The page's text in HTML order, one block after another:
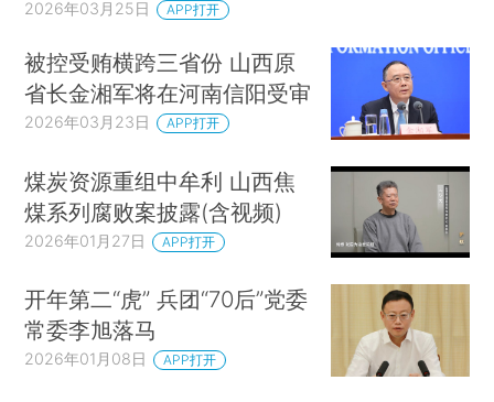
2026年03月25日 APP打开
被控受贿横跨三省份 山西原
省长金湘军将在河南信阳受审
2026年03月23日 APP打开
煤炭资源重组中牟利 山西焦
煤系列腐败案披露(含视频)
2026年01月27日 APP打开
开年第二“虎” 兵团“70后”党委
常委李旭落马
2026年01月08日 APP打开